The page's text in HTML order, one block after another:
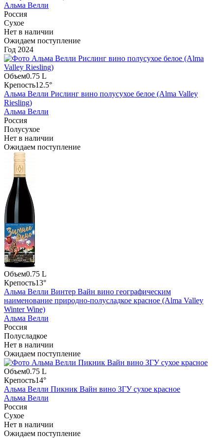
Альма Велли
Россия
Сухое
Нет в наличии
Ожидаем поступление
Год 2024
Объем0.75 L
Крепость12.5°
Альма Велли Рислинг вино полусухое белое (Alma Valley
Riesling)
Альма Велли
Россия
Полусухое
Нет в наличии
Ожидаем поступление
Объем0.75 L
Крепость13°
Альма Велли Винтер Вайн вино географическим
наименование природно-полусладкое красное (Alma Valley
Winter Wine)
Альма Велли
Россия
Полусладкое
Нет в наличии
Ожидаем поступление
Объем0.75 L
Крепость14°
Альма Велли Пикник Вайн вино ЗГУ сухое красное
Альма Велли
Россия
Сухое
Нет в наличии
Ожидаем поступление